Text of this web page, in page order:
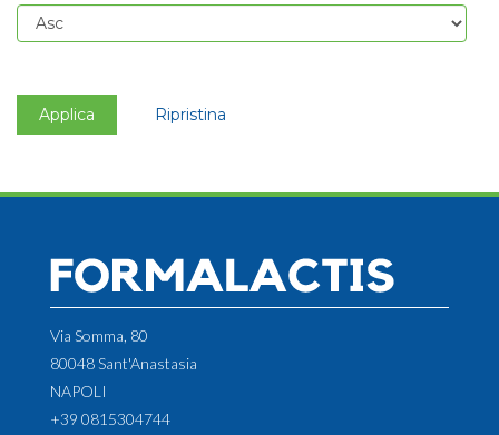
Applica Ripristina
Via Somma, 80
80048 Sant'Anastasia
NAPOLI
+39 0815304744